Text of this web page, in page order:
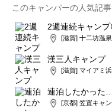
このキャンパーの人気記事
2週連続キャンプ
[滋賀] 十二坊温
漢三人キャンプ
[滋賀] マイアミ
連泊したかった…
[京都] 笠置キャ